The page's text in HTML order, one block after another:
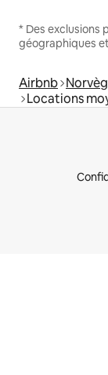
* Des exclusions
géographiques
Airbnb
Locations